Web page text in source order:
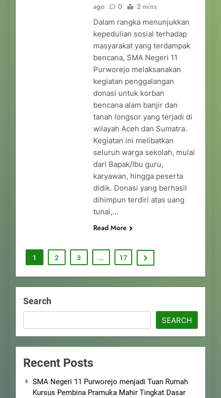
ago
0 2 mins
Dalam rangka menunjukkan
kepedulian sosial terhadap
masyarakat yang terdampak
bencana, SMA Negeri 11
Purworejo melaksanakan
kegiatan penggalangan
donasi untuk korban
bencana alam banjir dan
tanah longsor yang terjadi di
wilayah Aceh dan Sumatra.
Kegiatan ini melibatkan
seluruh warga sekolah, mulai
dari Bapak/Ibu guru,
karyawan, hingga peserta
didik. Donasi yang berhasil
dihimpun terdiri atas uang
tunai,…
Read More
1 2 3 … 17
Search
SEARCH
Recent Posts
SMA Negeri 11 Purworejo menjadi Tuan Rumah
Kursus Pembina Pramuka Mahir Tingkat Dasar